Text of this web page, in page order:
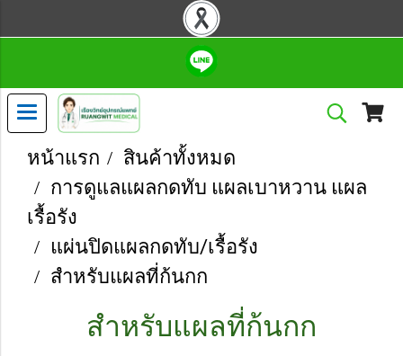
หน้าแรก
สินค้าทั้งหมด
การดูแลแผลกดทับ แผลเบาหวาน แผล
เรื้อรัง
แผ่นปิดแผลกดทับ/เรื้อรัง
สำหรับแผลที่ก้นกก
สำหรับแผลที่ก้นกก